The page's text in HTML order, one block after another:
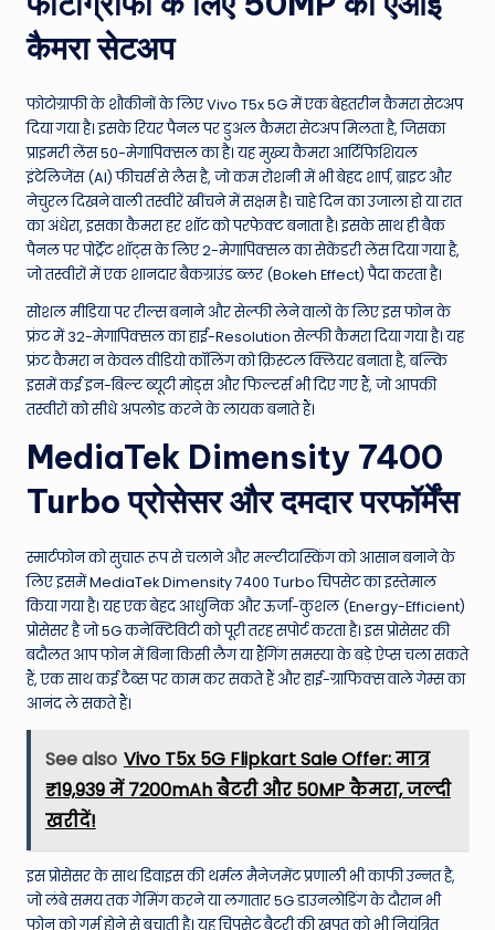
कैमरा सेटअप
फोटोग्राफी के शौकीनों के लिए Vivo T5x 5G में एक बेहतरीन कैमरा सेटअप
दिया गया है। इसके रियर पैनल पर डुअल कैमरा सेटअप मिलता है, जिसका
प्राइमरी लेंस 50-मेगापिक्सल का है। यह मुख्य कैमरा आर्टिफिशियल
इंटेलिजेंस (AI) फीचर्स से लैस है, जो कम रोशनी में भी बेहद शार्प, ब्राइट और
नेचुरल दिखने वाली तस्वीरें खींचने में सक्षम है। चाहे दिन का उजाला हो या रात
का अंधेरा, इसका कैमरा हर शॉट को परफेक्ट बनाता है। इसके साथ ही बैक
पैनल पर पोर्ट्रेट शॉट्स के लिए 2-मेगापिक्सल का सेकेंडरी लेंस दिया गया है,
जो तस्वीरों में एक शानदार बैकग्राउंड ब्लर (Bokeh Effect) पैदा करता है।
सोशल मीडिया पर रील्स बनाने और सेल्फी लेने वालों के लिए इस फोन के
फ्रंट में 32-मेगापिक्सल का हाई-Resolution सेल्फी कैमरा दिया गया है। यह
फ्रंट कैमरा न केवल वीडियो कॉलिंग को क्रिस्टल क्लियर बनाता है, बल्कि
इसमें कई इन-बिल्ट ब्यूटी मोड्स और फिल्टर्स भी दिए गए हैं, जो आपकी
तस्वीरों को सीधे अपलोड करने के लायक बनाते हैं।
MediaTek Dimensity 7400
Turbo प्रोसेसर और दमदार परफॉर्मेंस
स्मार्टफोन को सुचारू रूप से चलाने और मल्टीटास्किंग को आसान बनाने के
लिए इसमें MediaTek Dimensity 7400 Turbo चिपसेट का इस्तेमाल
किया गया है। यह एक बेहद आधुनिक और ऊर्जा-कुशल (Energy-Efficient)
प्रोसेसर है जो 5G कनेक्टिविटी को पूरी तरह सपोर्ट करता है। इस प्रोसेसर की
बदौलत आप फोन में बिना किसी लैग या हैंगिंग समस्या के बड़े ऐप्स चला सकते
हैं, एक साथ कई टैब्स पर काम कर सकते हैं और हाई-ग्राफिक्स वाले गेम्स का
आनंद ले सकते हैं।
See also Vivo T5x 5G Flipkart Sale Offer: मात्र
₹19,939 में 7200mAh बैटरी और 50MP कैमरा, जल्दी
खरीदें!
इस प्रोसेसर के साथ डिवाइस की थर्मल मैनेजमेंट प्रणाली भी काफी उन्नत है,
जो लंबे समय तक गेमिंग करने या लगातार 5G डाउनलोडिंग के दौरान भी
फोन को गर्म होने से बचाती है। यह चिपसेट बैटरी की खपत को भी नियंत्रित